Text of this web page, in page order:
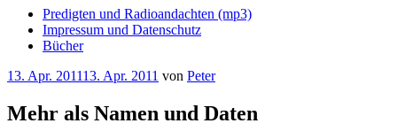
Predigten und Radioandachten (mp3)
Impressum und Datenschutz
Bücher
Veröffentlicht
13. Apr. 201113. Apr. 2011 von Peter
Mehr als Namen und Daten